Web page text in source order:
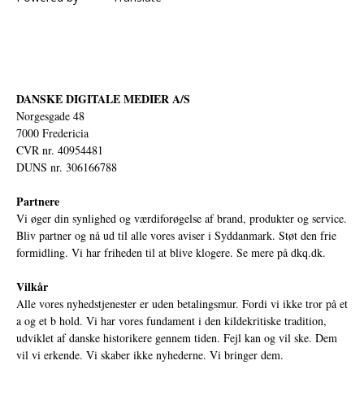
DANSKE DIGITALE MEDIER A/S
Norgesgade 48
7000 Fredericia
CVR nr. 40954481
DUNS nr. 306166788
Partnere
Vi øger din synlighed og værdiforøgelse af brand, produkter og service.
Bliv partner og nå ud til alle vores aviser i Syddanmark. Støt den frie
formidling. Vi har friheden til at blive klogere. Se mere på dkq.dk.
Vilkår
Alle vores nyhedstjenester er uden betalingsmur. Fordi vi ikke tror på et
a og et b hold. Vi har vores fundament i den kildekritiske tradition,
udviklet af danske historikere gennem tiden. Fejl kan og vil ske. Dem
vil vi erkende. Vi skaber ikke nyhederne. Vi bringer dem.